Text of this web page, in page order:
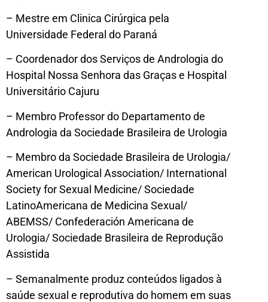
– Mestre em Clinica Cirúrgica pela
Universidade Federal do Paraná
– Coordenador dos Serviços de Andrologia do
Hospital Nossa Senhora das Graças e Hospital
Universitário Cajuru
– Membro Professor do Departamento de
Andrologia da Sociedade Brasileira de Urologia
– Membro da Sociedade Brasileira de Urologia/
American Urological Association/ International
Society for Sexual Medicine/ Sociedade
LatinoAmericana de Medicina Sexual/
ABEMSS/ Confederación Americana de
Urologia/ Sociedade Brasileira de Reprodução
Assistida
– Semanalmente produz conteúdos ligados à
saúde sexual e reprodutiva do homem em suas